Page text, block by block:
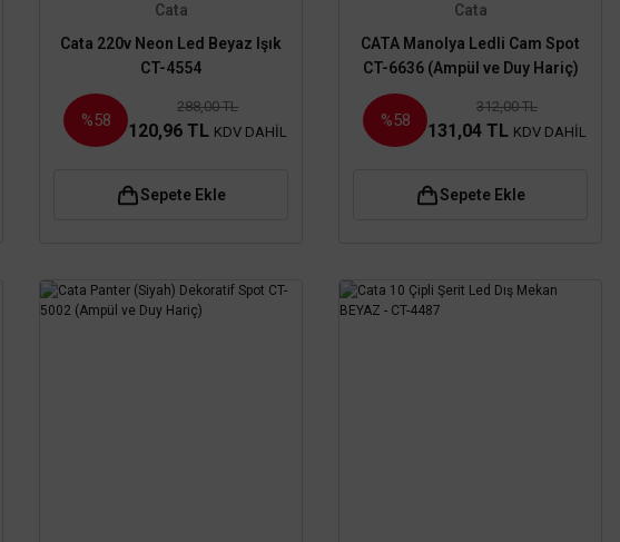
Cata
Cata 220v Neon Led Beyaz Işık
CT-4554
%58
288,00 TL
120,96 TL KDV DAHİL
Sepete Ekle
Cata
CATA Manolya Ledli Cam Spot
CT-6636 (Ampül ve Duy Hariç)
%58
312,00 TL
131,04 TL KDV DAHİL
Sepete Ekle